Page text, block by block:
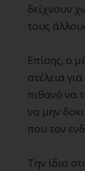
δείχνουν
τους
Επίσης, ο
ατέλεια
πιθανό να
να μην
που τον
Την ίδια